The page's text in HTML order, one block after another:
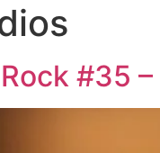
#35